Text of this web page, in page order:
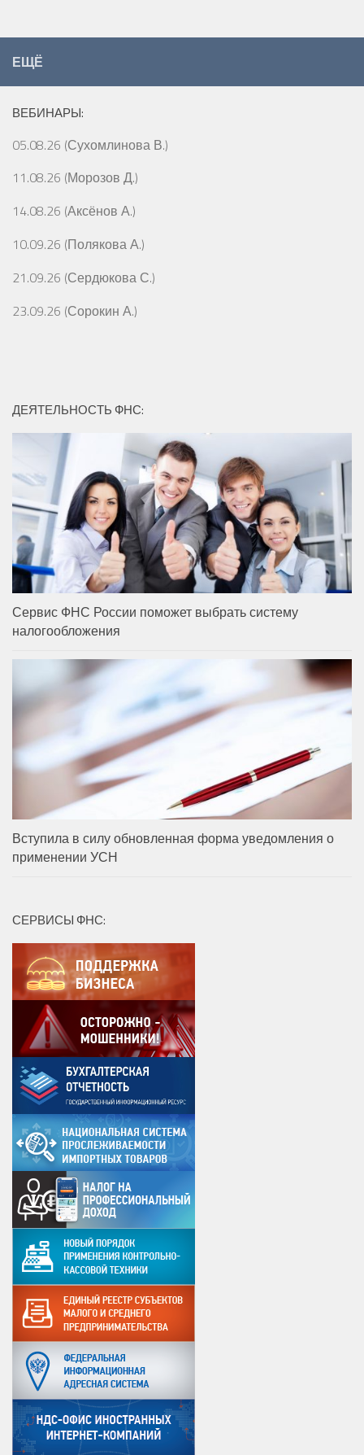
ЕЩЁ
ВЕБИНАРЫ:
05.08.26 (Сухомлинова В.)
11.08.26 (Морозов Д.)
14.08.26 (Аксёнов А.)
10.09.26 (Полякова А.)
21.09.26 (Сердюкова С.)
23.09.26 (Сорокин А.)
ДЕЯТЕЛЬНОСТЬ ФНС:
Сервис ФНС России поможет выбрать систему
налогообложения
Вступила в силу обновленная форма уведомления о
применении УСН
СЕРВИСЫ ФНС: